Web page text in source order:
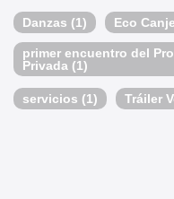
Danzas (1) Eco Canje
primer encuentro del
Privada (1)
servicios (1) Tráiler